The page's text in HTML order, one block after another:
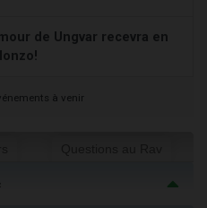
de Ungvar recevra en
à venir